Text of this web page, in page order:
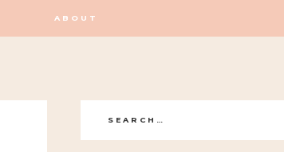
ABOUT
Search
for: